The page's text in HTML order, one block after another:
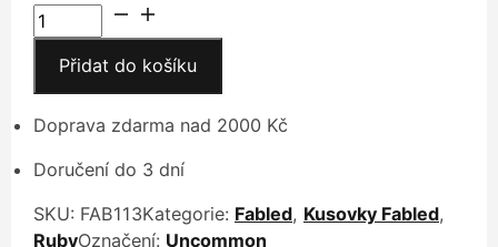
Roxanne,
Powerline
Fan
množství
Přidat do košíku
Doprava zdarma nad 2000 Kč
Doručení do 3 dní
SKU: FAB113Kategorie: Fabled, Kusovky Fabled,
RubyOznačení: Uncommon